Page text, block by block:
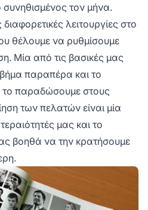
τον μήνα.
λειτουργίες στο
θέλουμε να ρυθμίσουμε
Μία από τις βασικές μας
παραπέρα και το
παραδώσουμε στους
των πελατών είναι μία
μας και το
βοηθά να την κρατήσουμε